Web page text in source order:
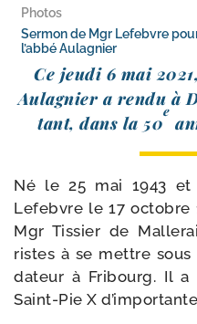
Photos
Sermon de Mgr Lefebvre
l’abbé Aulagnier
Ce jeu­di 6 mai
Aulagnier a ren­du à
tant, dans la 50
e
Né le 25 mai 1943
Lefebvre le 17 octobre
Mgr Tissier de
ristes à se mettre
da­teur à Fribourg. Il
Saint-​Pie X